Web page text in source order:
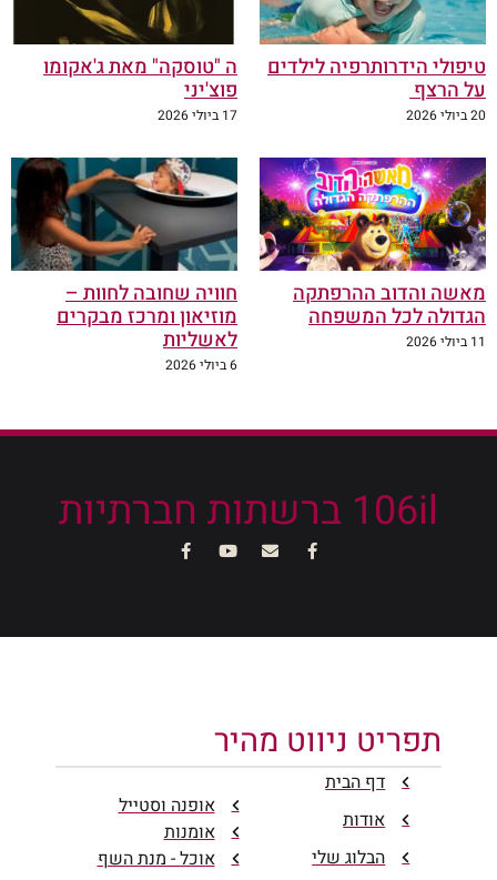
טיפולי הידרותרפיה לילדים
על הרצף
20 ביולי 2026
ה "טוסקה" מאת ג'אקומו
פוצ'יני
17 ביולי 2026
מאשה והדוב ההרפתקה
הגדולה לכל המשפחה
11 ביולי 2026
חוויה שחובה לחוות –
מוזיאון ומרכז מבקרים
לאשליות
6 ביולי 2026
106il ברשתות חברתיות
תפריט ניווט מהיר
דף הבית
אודות
הבלוג שלי
אופנה וסטייל
אומנות
אוכל - מנת השף